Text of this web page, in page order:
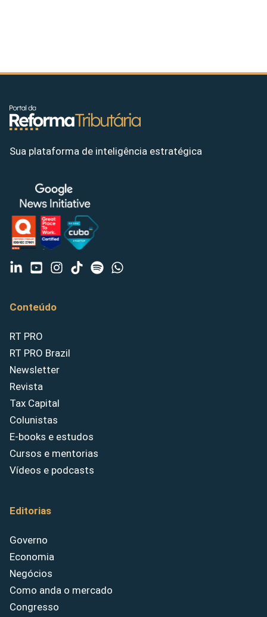
Sua plataforma de inteligência estratégica
Conteúdo
RT PRO
RT PRO Brazil
Newsletter
Revista
Tax Capital
Colunistas
E-books e estudos
Cursos e mentorias
Vídeos e podcasts
Editorias
Governo
Economia
Negócios
Como anda o mercado
Congresso